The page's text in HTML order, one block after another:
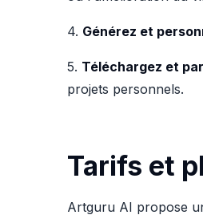
4. Générez et
5. Téléchargez et
projets personnels.
Tarifs et
Artguru AI propose